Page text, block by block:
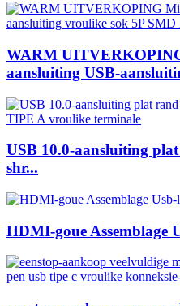
WARM
aansluiting USB-
USB 10.0-aansluiting
shr...
HDMI-goue Assemblage